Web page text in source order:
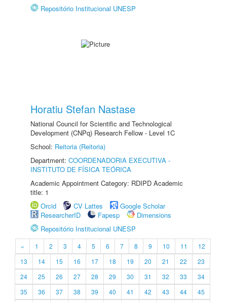
Repositório Institucional UNESP
Horatiu Stefan Nastase
National Council for Scientific and Technological
Development (CNPq) Research Fellow - Level 1C
School: Reitoria (Reitoria)
Department: COORDENADORIA EXECUTIVA -
INSTITUTO DE FÍSICA TEÓRICA
Academic Appointment Category: RDIPD Academic
title: 1
Orcid
CV Lattes
Google Scholar
ResearcherID
Fapesp
Dimensions
Repositório Institucional UNESP
« 1 2 3 4 5 6 7 8 9 10 11
12
13
14 15 16 17 18 19 20 21 22
23
24
25 26 27 28 29 30 31 32 33
34
35
36 37 38 39 40 41 42 43 44
45